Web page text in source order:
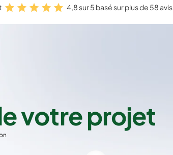
4,8 sur 5 basé sur plus de 58 avis
votre projet